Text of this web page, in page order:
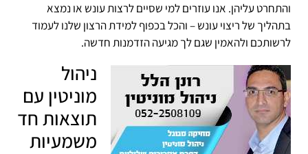
והתחרט עליהן. אנו עוזרים למי שסיים לרצות עונש או נמצא
בתהליך של ריצוי עונש – והכל בכפוף למידת הרצון שלנו לעמוד
לרשותכם ולהאמין שגם לך מגיעה הזדמנות חדשה.
ניהול
מוניטין עם
תוצאות חד
משמעיות